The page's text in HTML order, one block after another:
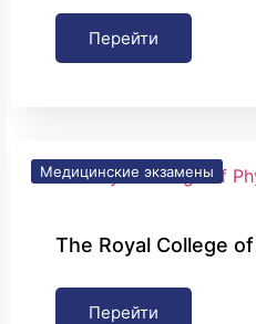
Перейти
Медицинские экзамены
The Royal College
Перейти